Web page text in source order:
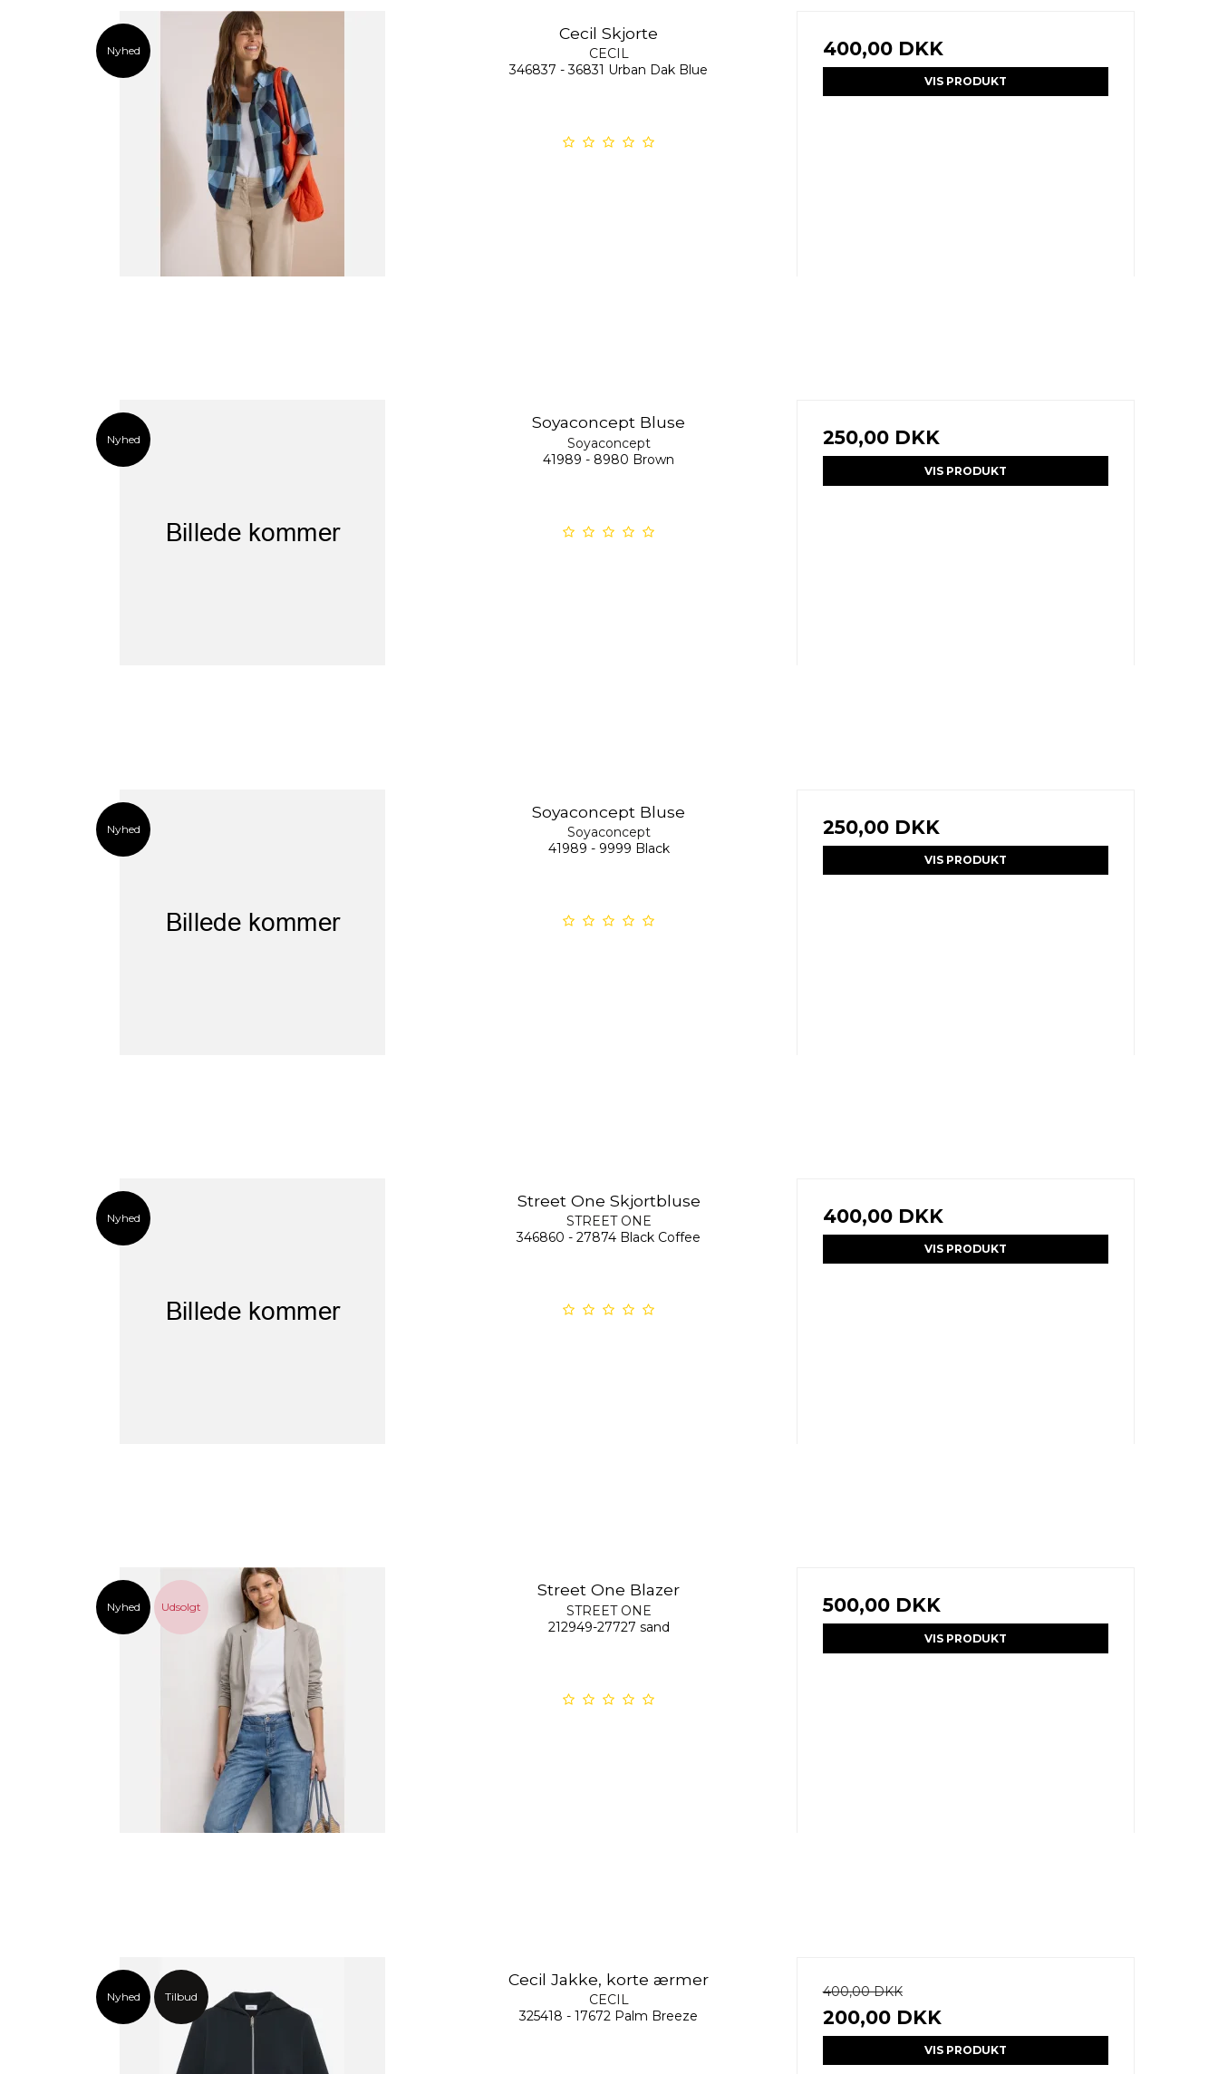
Nyhed
Cecil Skjorte
CECIL
346837 - 36831 Urban Dak Blue
400,00 DKK
VIS PRODUKT
Nyhed
Soyaconcept Bluse
Soyaconcept
41989 - 8980 Brown
250,00 DKK
VIS PRODUKT
Nyhed
Soyaconcept Bluse
Soyaconcept
41989 - 9999 Black
250,00 DKK
VIS PRODUKT
Nyhed
Street One Skjortbluse
STREET ONE
346860 - 27874 Black Coffee
400,00 DKK
VIS PRODUKT
Nyhed Udsolgt
Street One Blazer
STREET ONE
212949-27727 sand
500,00 DKK
VIS PRODUKT
Nyhed Tilbud
Cecil Jakke, korte ærmer
CECIL
325418 - 17672 Palm Breeze
400,00 DKK
200,00 DKK
VIS PRODUKT